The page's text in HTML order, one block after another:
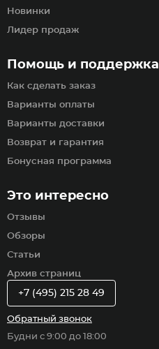
Помощь и поддержка
Как сделать заказ
Варианты оплаты
Варианты доставки
Возврат и гарантия
Бонусная программа
Новинки
Лидер продаж
Это интересно
Отзывы
Обзоры
Статьи
Архив страниц
+7 (495) 215 28 49
Обратный звонок
Будни с 9:00 до 18:00